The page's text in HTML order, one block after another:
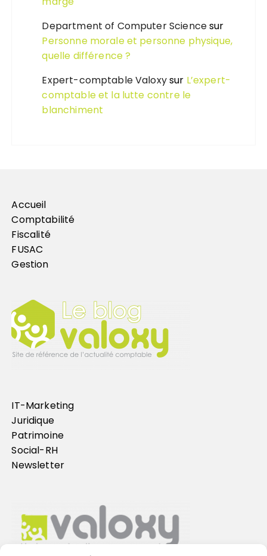
Department of Computer Sciencesur
Personne morale et personne physique,
quelle différence ?
Expert-comptable Valoxysur L’expert-
comptable et la lutte contre le
blanchiment
Accueil
Comptabilité
Fiscalité
FUSAC
Gestion
IT-Marketing
Juridique
Patrimoine
Social-RH
Newsletter